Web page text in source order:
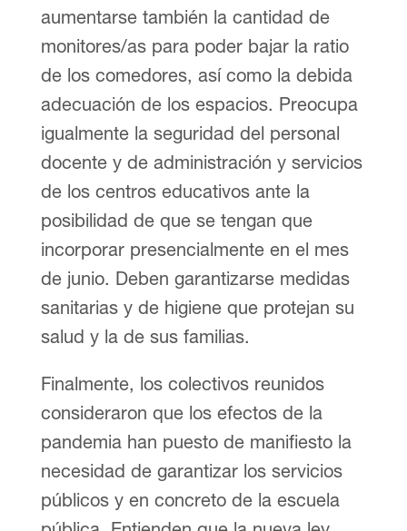
aumentarse también la cantidad de
monitores/as para poder bajar la ratio
de los comedores, así como la debida
adecuación de los espacios. Preocupa
igualmente la seguridad del personal
docente y de administración y servicios
de los centros educativos ante la
posibilidad de que se tengan que
incorporar presencialmente en el mes
de junio. Deben garantizarse medidas
sanitarias y de higiene que protejan su
salud y la de sus familias.
Finalmente, los colectivos reunidos
consideraron que los efectos de la
pandemia han puesto de manifiesto la
necesidad de garantizar los servicios
públicos y en concreto de la escuela